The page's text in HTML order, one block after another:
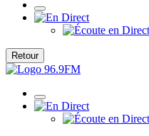
Retour